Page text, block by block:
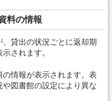
料の情報
貸出の状況ごとに返却期
されます。
情報が表示されます。表
図書館の設定により異な